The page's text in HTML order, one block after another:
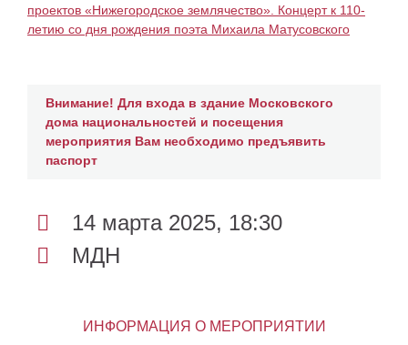
Внимание! Для входа в здание Московского
дома национальностей и посещения
мероприятия Вам необходимо предъявить
паспорт
14 марта 2025, 18:30
МДН
ИНФОРМАЦИЯ О МЕРОПРИЯТИИ